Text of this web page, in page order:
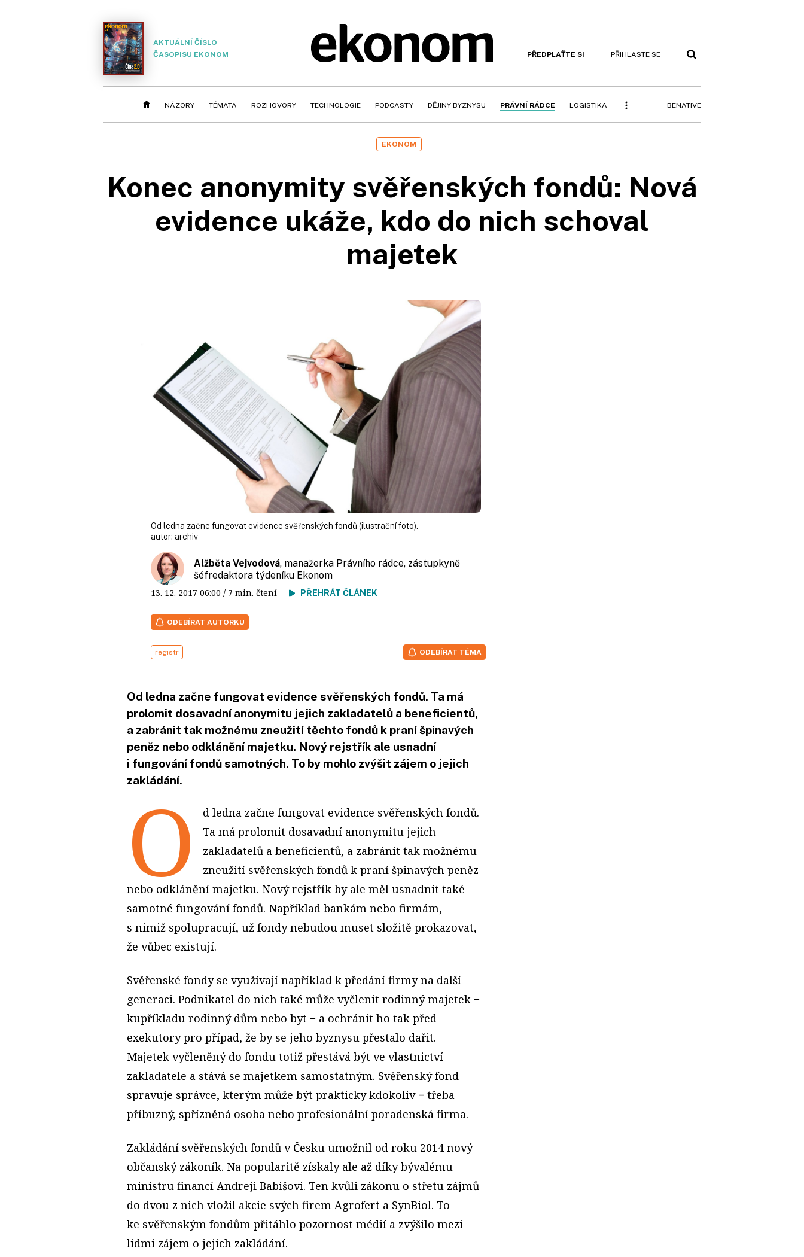
AKTUÁLNÍ ČÍSLO
ČASOPISU EKONOM
PŘEDPLAŤTE SI PŘIHLASTE SE
NÁZORY TÉMATA ROZHOVORY TECHNOLOGIE PODCASTY DĚJINY BYZNYSU PRÁVNÍ RÁDCE LOGISTIKA BENATIVE
EKONOM
Konec anonymity svěřenských fondů: Nová
evidence ukáže, kdo do nich schoval
majetek
Od ledna začne fungovat evidence svěřenských fondů (ilustrační foto).
autor: archiv
Alžběta Vejvodová, manažerka Právního rádce, zástupkyně
šéfredaktora týdeníku Ekonom
13. 12. 2017 06:00 / 7 min. čtení PŘEHRÁT ČLÁNEK
ODEBÍRAT AUTORKU
registr ODEBÍRAT TÉMA
Od ledna začne fungovat evidence svěřenských fondů. Ta má
prolomit dosavadní anonymitu jejich zakladatelů a beneficientů,
a zabránit tak možnému zneužití těchto fondů k praní špinavých
peněz nebo odklánění majetku. Nový rejstřík ale usnadní
i fungování fondů samotných. To by mohlo zvýšit zájem o jejich
zakládání.
O
d ledna začne fungovat evidence svěřenských fondů.
Ta má prolomit dosavadní anonymitu jejich
zakladatelů a beneficientů, a zabránit tak možnému
zneužití svěřenských fondů k praní špinavých peněz
nebo odklánění majetku. Nový rejstřík by ale měl usnadnit také
samotné fungování fondů. Například bankám nebo firmám,
s nimiž spolupracují, už fondy nebudou muset složitě prokazovat,
že vůbec existují.
Svěřenské fondy se využívají například k předání firmy na další
generaci. Podnikatel do nich také může vyčlenit rodinný majetek −
kupříkladu rodinný dům nebo byt − a ochránit ho tak před
exekutory pro případ, že by se jeho byznysu přestalo dařit.
Majetek vyčleněný do fondu totiž přestává být ve vlastnictví
zakladatele a stává se majetkem samostatným. Svěřenský fond
spravuje správce, kterým může být prakticky kdokoliv − třeba
příbuzný, spřízněná osoba nebo profesionální poradenská firma.
Zakládání svěřenských fondů v Česku umožnil od roku 2014 nový
občanský zákoník. Na popularitě získaly ale až díky bývalému
ministru financí Andreji Babišovi. Ten kvůli zákonu o střetu zájmů
do dvou z nich vložil akcie svých firem Agrofert a SynBiol. To
ke svěřenským fondům přitáhlo pozornost médií a zvýšilo mezi
lidmi zájem o jejich zakládání.